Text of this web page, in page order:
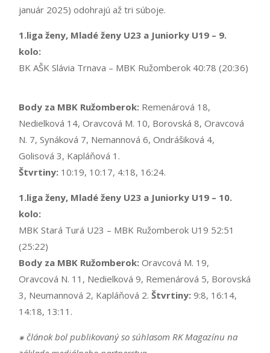
január 2025) odohrajú až tri súboje.
1.liga ženy, Mladé ženy U23 a Juniorky U19 – 9.
kolo:
BK AŠK Slávia Trnava – MBK Ružomberok 40:78 (20:36)
Body za MBK Ružomberok: Remenárová 18,
Nedielková 14, Oravcová M. 10, Borovská 8, Oravcová
N. 7, Synáková 7, Nemannová 6, Ondrášiková 4,
Golisová 3, Kapláňová 1.
Štvrtiny: 10:19, 10:17, 4:18, 16:24.
1.liga ženy, Mladé ženy U23 a Juniorky U19 – 10.
kolo:
MBK Stará Turá U23 – MBK Ružomberok U19 52:51
(25:22)
Body za MBK Ružomberok: Oravcová M. 19,
Oravcová N. 11, Nedielková 9, Remenárová 5, Borovská
3, Neumannová 2, Kapláňová 2.Štvrtiny: 9:8, 16:14,
14:18, 13:11.
⁕ článok bol publikovaný so súhlasom RK Magazínu na